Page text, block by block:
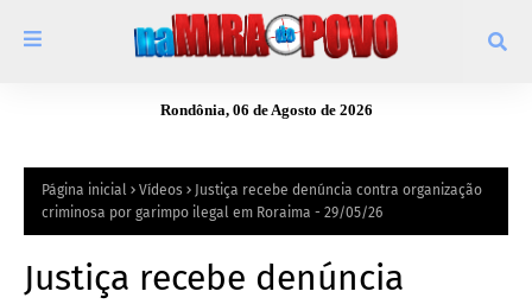
Rondônia, 06 de Agosto de 2026
Página inicial Vídeos
Justiça recebe denúncia contra organização
criminosa por garimpo ilegal em Roraima - 29/05/26
Justiça recebe denúncia